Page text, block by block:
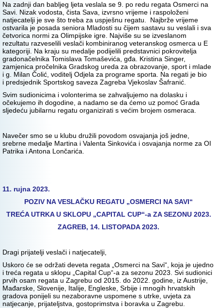
Na zadnji dan babljeg ljeta veslala se 9. po redu regata Osmerci na
Savi. Nizak vodosta, čista Sava, izvrsno vrijeme i raspoloženi
natjecatelji je sve što treba za uspješnu regatu. Najbrže vrijeme
ostvarila je posada seniora Mladosti su čijem sastavu su veslali i sva
četvorica normi za Olimpijske igre. Najviše su se izveslanom
rezultatu razveselili veslači kombiniranog veteranskog osmerca u E
kategoriji. Na kraju su medalje podijelili predstavnici pokrovitelja
gradonačelnika Tomislava Tomaševića, gđa. Kristina Singer,
zamjenica pročelnika Gradskog ureda za obrazovanje, sport i mlade
i g. Milan Čolić, voditelj Odjela za programe sporta. Na regati je bio
i predsjednik Sportskog saveza Zagreba Vjekoslav Šafranić.
Svim sudionicima i volonterima se zahvaljujemo na dolasku i
očekujemo ih dogodine, a nadamo se da ćemo uz pomoć Grada
sljedeću jubilarnu regatu organizirati s većim brojem osmeraca.
Navečer smo se u klubu družili povodom osvajanja još jedne,
srebrne medalje Martina i Valenta Sinkovića i osvajanja norme za OI
Patrika i Antona Lončarića.
11. rujna 2023.
POZIV NA VESLAČKU REGATU „OSMERCI NA SAVI“
TREĆA UTRKA U SKLOPU „CAPITAL CUP“-a ZA SEZONU 2023.
ZAGREB, 14. LISTOPADA 2023.
Dragi prijatelji veslači i natjecatelji,
Uskoro će se održati deveta regata „Osmerci na Savi“, koja je ujedno
i treća regata u sklopu „Capital Cup“-a za sezonu 2023. Svi sudionici
prvih osam regata u Zagrebu od 2015. do 2022. godine, iz Austrije,
Mađarske, Slovenije, Italije, Engleske, Srbije i mnogih hrvatskih
gradova ponijeli su nezaboravne uspomene s utrke, uvjeta za
natjecanje, prijateljstva, gostoprimstva i boravka u Zagrebu.